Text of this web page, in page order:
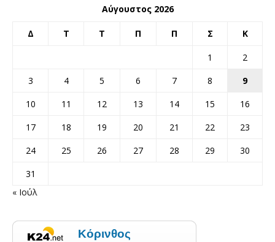
Αύγουστος 2026
Δ Τ Τ Π Π Σ Κ
1
2
3
4 5 6 7 8
9
10
11 12 13 14 15
16
17
18 19 20 21 22
23
24
25 26 27 28 29
30
31
« Ιούλ